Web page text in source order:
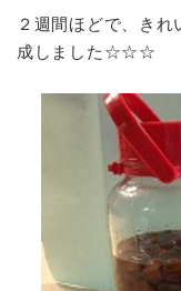
２週間ほどで、き
成しました☆☆☆